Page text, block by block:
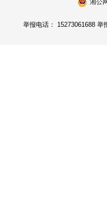
湘公
举报电话： 15273061688